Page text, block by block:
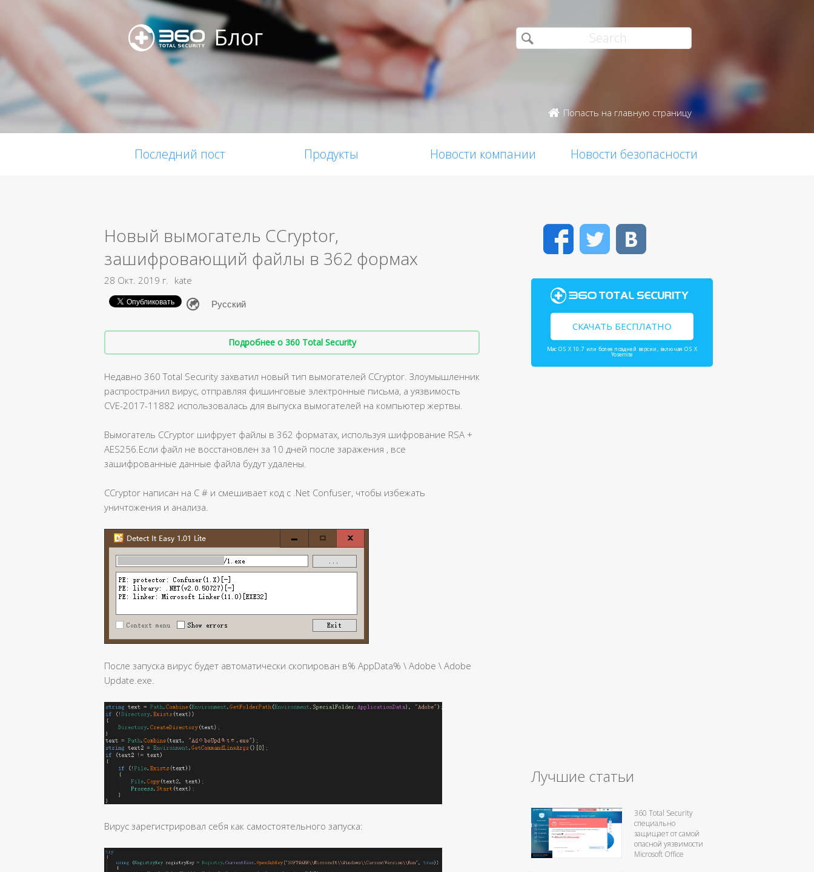
Блог
Попасть на главную страницу
Последний пост Продукты Новости компании Новости безопасности
Новый вымогатель CCryptor,
зашифровающий файлы в 362 формах
28 Окт. 2019 г. kate
Подробнее о 360 Total Security
Недавно 360 Total Security захватил новый тип вымогателей CCryptor. Злоумышленник
распространил вирус, отправляя фишинговые электронные письма, а уязвимость
CVE-2017-11882 использовалась для выпуска вымогателей на компьютер жертвы.
Вымогатель CCryptor шифрует файлы в 362 форматах, используя шифрование RSA +
AES256.Если файл не восстановлен за 10 дней после заражения , все
зашифрованные данные файла будут удалены.
CCryptor написан на C # и смешивает код с .Net Confuser, чтобы избежать
уничтожения и анализа.
После запуска вирус будет автоматически скопирован в% AppData% \ Adobe \ Adobe
Update.exe.
Вирус зарегистрировал себя как самостоятельного запуска:
FacebookTwitter
СКАЧАТЬ БЕСПЛАТНО
Mac OS X 10.7 или более поздней версии, включая OS X
Yosemite
Лучшие статьи
360 Total Security
специально
защищает от самой
опасной уязвимости
Microsoft Office